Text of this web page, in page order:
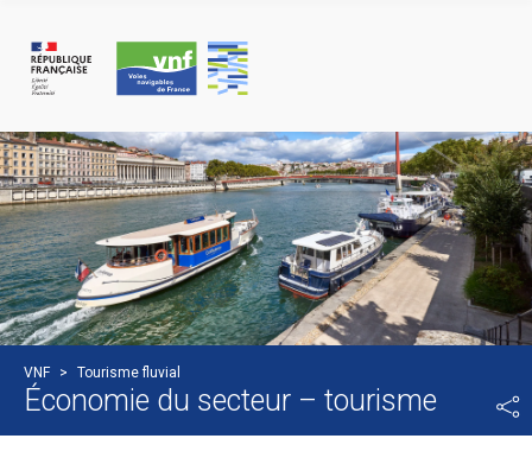
VNF > Tourisme fluvial
Économie du secteur – tourisme